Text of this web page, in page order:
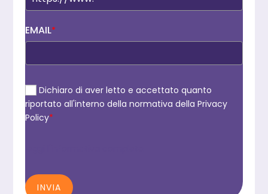
EMAIL*
Dichiaro di aver letto e accettato quanto
riportato all'interno della normativa della Privacy
Policy*
INVIA